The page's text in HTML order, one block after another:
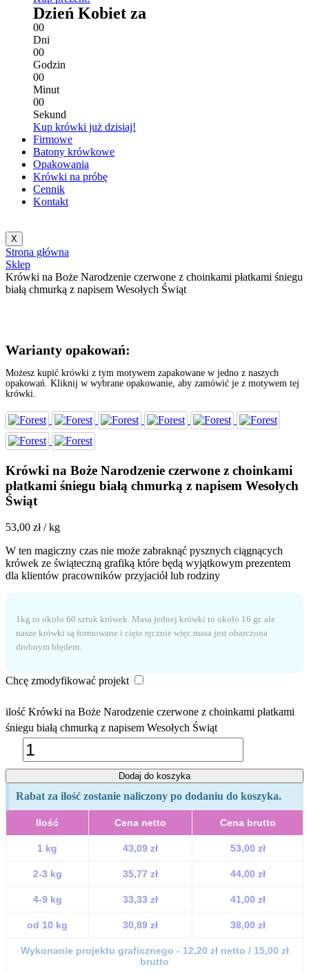
Dzień Kobiet za
00
Dni
00
Godzin
00
Minut
00
Sekund
Kup krówki już dzisiaj!
Firmowe
Batony krówkowe
Opakowania
Krówki na próbę
Cennik
Kontakt
X
Strona główna
Sklep
Krówki na Boże Narodzenie czerwone z choinkami płatkami śniegu
białą chmurką z napisem Wesołych Świąt
Warianty opakowań:
Możesz kupić krówki z tym motywem zapakowane w jedno z naszych
opakowań. Kliknij w wybrane opakowanie, aby zamówić je z motywem tej
krówki.
Krówki na Boże Narodzenie czerwone z choinkami
płatkami śniegu białą chmurką z napisem Wesołych
Świąt
53,00 zł / kg
W ten magiczny czas nie może zabraknąć pysznych ciągnących
krówek ze świąteczną grafiką które będą wyjątkowym prezentem
dla klientów pracowników przyjaciół lub rodziny
1kg to około 60 sztuk krówek. Masa jednej krówki to około 16 gr. ale
nasze krówki są formowane i cięte ręcznie więc masa jest obarczona
drobnym błędem.
Chcę zmodyfikować projekt
ilość Krówki na Boże Narodzenie czerwone z choinkami płatkami
śniegu białą chmurką z napisem Wesołych Świąt
Dodaj do koszyka
Rabat za ilość zostanie naliczony po dodaniu do koszyka.
Ilość Cena netto Cena brutto
1 kg 43,09 zł 53,00 zł
2-3 kg 35,77 zł 44,00 zł
4-9 kg 33,33 zł 41,00 zł
od 10 kg 30,89 zł 38,00 zł
Wykonanie projektu graficznego - 12,20 zł netto / 15,00 zł
brutto